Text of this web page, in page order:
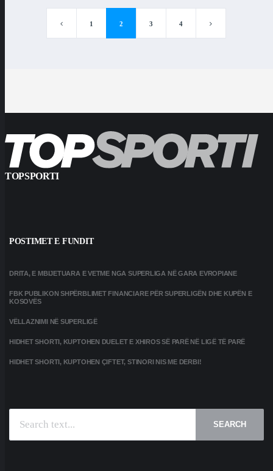
1 2 3 4
TOPSPORTI
POSTIMET E FUNDIT
DRITA, E MBIJETUARA E VETME NGA SUPERLIGA NË GARA EVROPIANE
FBK PUBLIKON SHPËRBLIMET FINANCIARE PËR SUPERLIGËN DHE KUPËN E
KOSOVËS
VËLLAZNIMI NË SUPERLIGË
HIDHET SHORTI, KUPTOHEN DUELET E XHIROS SË PARË NË LIGË TË PARË
HIDHET SHORTI, KUPTOHEN ÇIFTET, STINORI NIS ME DERBI!
SEARCH